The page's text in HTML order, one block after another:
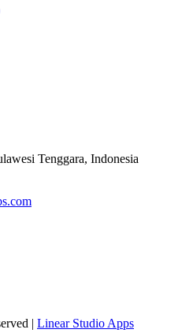
Tenggara, Indonesia
| Linear Studio Apps